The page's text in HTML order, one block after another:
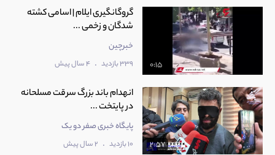
0:15
گروگانگیری ایلام | اسامی کشته
شدگان و زخمی ...
خبرچین
339 بازدید . 4 سال پیش
2:57
انهدام باند بزرگ سرقت مسلحانه
در پایتخت ...
پایگاه خبری صفر دو یک
10 بازدید . 2 سال پیش